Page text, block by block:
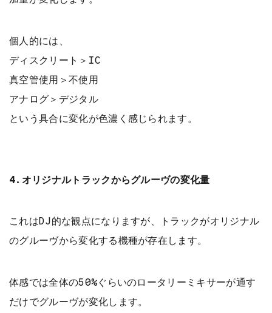
個人的には、
ディスクリート＞IC
真空管使用＞不使用
アナログ＞デジタル
という具合に変化が色濃く感じられます。
4.オリジナルトラックからグルーヴの変化量
これはDJ的な観点になりますが、トラックがオリジナル
のグルーヴから変化する機種が存在します。
体感では全体の50%ぐらいのロータリーミキサーが通す
だけでグルーヴが変化します。